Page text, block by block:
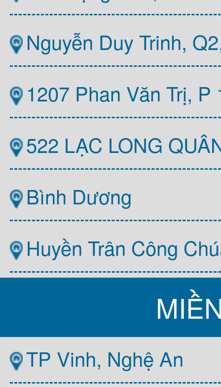
Nguyễn Duy Trinh,
1207 Phan Văn Trị,
522 LẠC LONG
Bình Dương
Huyền Trân Công
TP Vinh, Nghệ An